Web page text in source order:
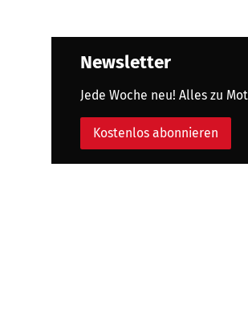
Newsletter
Jede Woche neu! Alles zu
Kostenlos abonnieren